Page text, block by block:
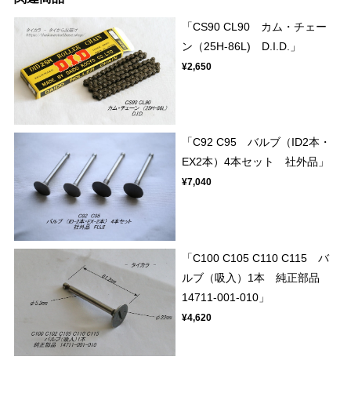
「CS90 CL90 カム・チェー
ン（25H-86L) D.I.D.」
¥2,650
「C92 C95 バルブ（ID2本・
EX2本）4本セット 社外品」
¥7,040
「C100 C105 C110 C115 バ
ルブ（吸入）1本 純正部品
14711-001-010」
¥4,620